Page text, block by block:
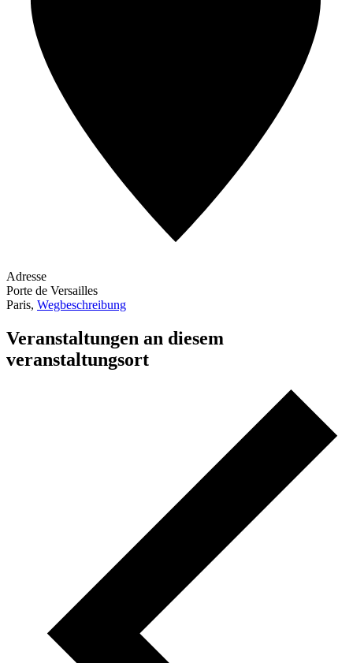
Adresse
Porte de Versailles
Paris, Wegbeschreibung
Veranstaltungen an diesem
veranstaltungsort